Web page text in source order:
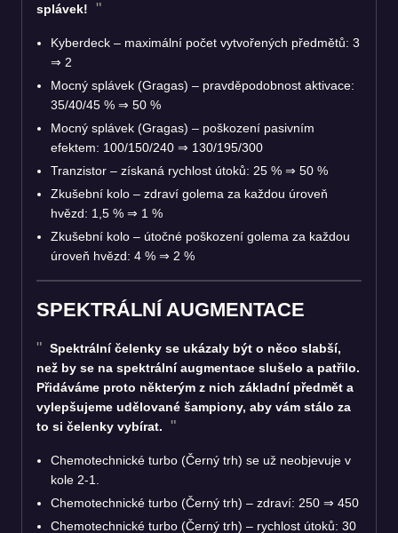
splávek!
Kyberdeck – maximální počet vytvořených předmětů: 3
⇒ 2
Mocný splávek (Gragas) – pravděpodobnost aktivace:
35/40/45 % ⇒ 50 %
Mocný splávek (Gragas) – poškození pasivním
efektem: 100/150/240 ⇒ 130/195/300
Tranzistor – získaná rychlost útoků: 25 % ⇒ 50 %
Zkušební kolo – zdraví golema za každou úroveň
hvězd: 1,5 % ⇒ 1 %
Zkušební kolo – útočné poškození golema za každou
úroveň hvězd: 4 % ⇒ 2 %
SPEKTRÁLNÍ AUGMENTACE
Spektrální čelenky se ukázaly být o něco slabší,
než by se na spektrální augmentace slušelo a patřilo.
Přidáváme proto některým z nich základní předmět a
vylepšujeme udělované šampiony, aby vám stálo za
to si čelenky vybírat.
Chemotechnické turbo (Černý trh) se už neobjevuje v
kole 2-1.
Chemotechnické turbo (Černý trh) – zdraví: 250 ⇒ 450
Chemotechnické turbo (Černý trh) – rychlost útoků: 30